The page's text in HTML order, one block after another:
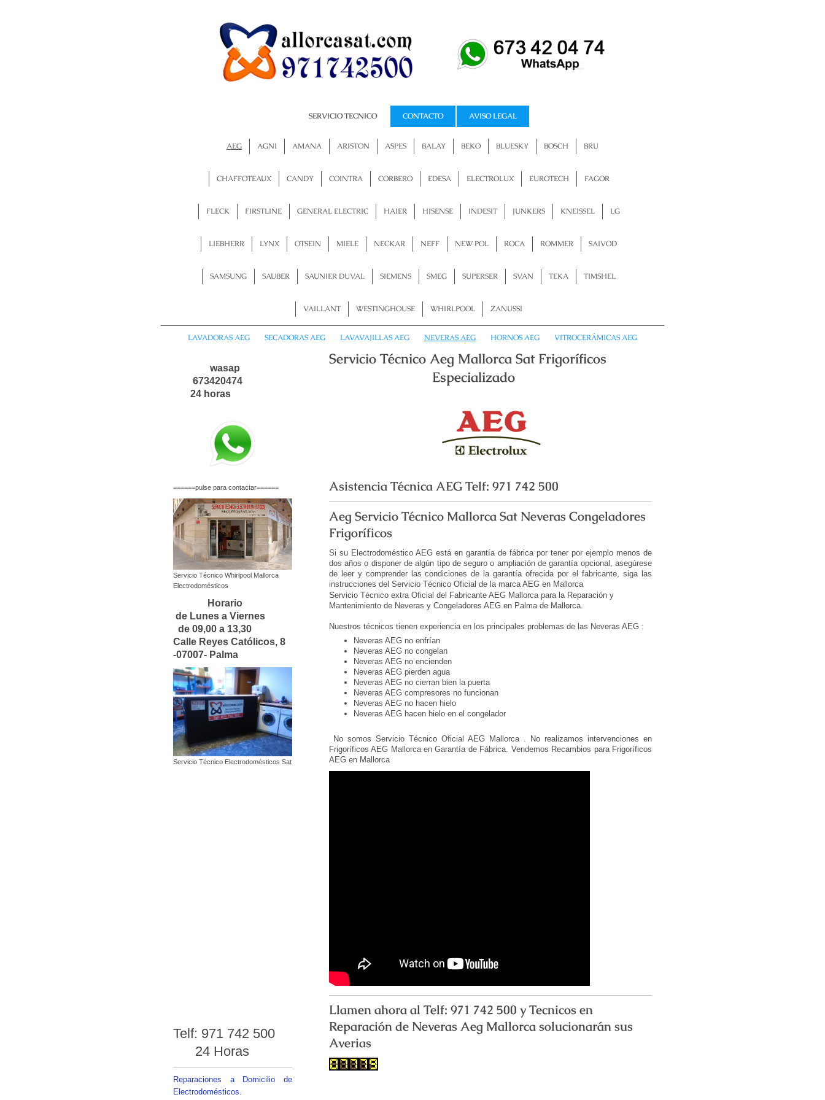
SERVICIO TECNICO CONTACTO AVISO LEGAL
Att. Telefónica 24 H
AEG AGNI AMANA ARISTON ASPES BALAY BEKO BLUESKY BOSCH BRU
CHAFFOTEAUX CANDY COINTRA CORBERO EDESA ELECTROLUX EUROTECH FAGOR
FLECK FIRSTLINE GENERAL ELECTRIC HAIER HISENSE INDESIT JUNKERS KNEISSEL LG
LIEBHERR LYNX OTSEIN MIELE NECKAR NEFF NEW POL ROCA ROMMER SAIVOD
SAMSUNG SAUBER SAUNIER DUVAL SIEMENS SMEG SUPERSER SVAN TEKA TIMSHEL
VAILLANT WESTINGHOUSE WHIRLPOOL ZANUSSI
LAVADORAS AEG SECADORAS AEG LAVAVAJILLAS AEG NEVERAS AEG HORNOS AEG VITROCERÁMICAS AEG
Servicio Técnico Aeg Mallorca Sat Frigoríficos
Especializado
Asistencia Técnica AEG Telf: 971 742 500
Aeg Servicio Técnico Mallorca Sat Neveras Congeladores
Frigoríficos
Si su Electrodoméstico AEG está en garantía de fábrica por tener por ejemplo menos de
dos años o disponer de algún tipo de seguro o ampliación de garantía opcional, asegúrese
de leer y comprender las condiciones de la garantía ofrecida por el fabricante, siga las
instrucciones del Servicio Técnico Oficial de la marca AEG en Mallorca
Servicio Técnico extra Oficial del Fabricante AEG Mallorca para la Reparación y
Mantenimiento de Neveras y Congeladores AEG en Palma de Mallorca.
Nuestros técnicos tienen experiencia en los principales problemas de las Neveras AEG :
Neveras AEG no enfrían
Neveras AEG no congelan
Neveras AEG no encienden
Neveras AEG pierden agua
Neveras AEG no cierran bien la puerta
Neveras AEG compresores no funcionan
Neveras AEG no hacen hielo
Neveras AEG hacen hielo en el congelador
No somos Servicio Técnico Oficial AEG Mallorca . No realizamos intervenciones en
Frigoríficos AEG Mallorca en Garantía de Fábrica. Vendemos Recambios para Frigoríficos
AEG en Mallorca
Llamen ahora al Telf: 971 742 500 y Tecnicos en
Reparación de Neveras Aeg Mallorca solucionarán sus
Averias
wasap
673420474
24 horas
======pulse para contactar======
Servicio Técnico Whirlpool Mallorca
Electrodomésticos
Horario
de Lunes a Viernes
de 09,00 a 13,30
Calle Reyes Católicos, 8
-07007- Palma
Servicio Técnico Electrodomésticos Sat
Telf: 971 742 500
24 Horas
Reparaciones a Domicilio de
Electrodomésticos.